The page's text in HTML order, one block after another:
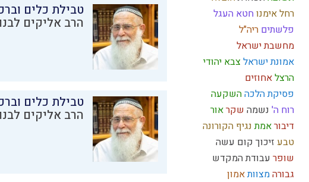
רחל אימנו חטא העגל
פלשתים ריה"ל
מחשבת ישראל
אמונת ישראלצבא יהודי
הרצלאחוזים
פסיקת הלכההשקעה
רוח ה' נשמה שקראור
דיבוראמתנגיף הקורונה
טבע זיכוך קום עשה
שופר עבודת המקדש
גבורהמצוותאמון
טבילת כלים
הרב אליקים
טבילת כלים
הרב אליקים